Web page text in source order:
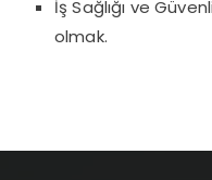
İş Sağlığı ve
olmak.